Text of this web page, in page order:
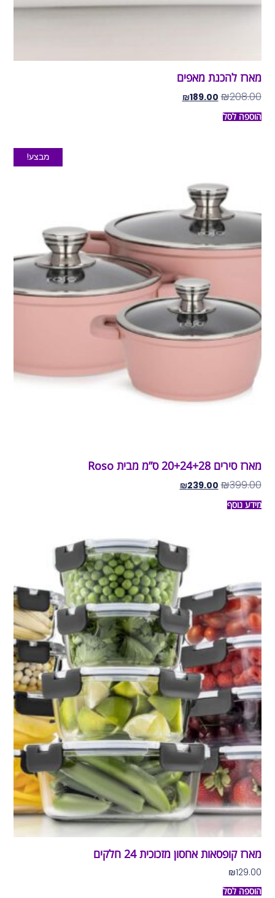
מארז להכנת מאפים
₪208.00
₪189.00
הוספה לסל
מבצע!
מארז סירים 20+24+28 ס”מ מבית Roso
₪399.00
₪239.00
מידע נוסף
מארז קופסאות אחסון מזכוכית 24 חלקים
₪129.00
הוספה לסל